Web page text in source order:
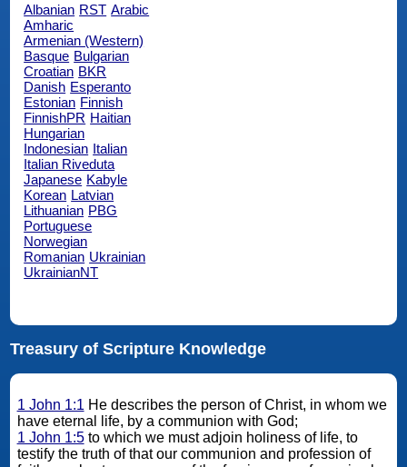
Albanian RST Arabic
Amharic
Armenian (Western)
Basque Bulgarian
Croatian BKR
Danish Esperanto
Estonian Finnish
FinnishPR Haitian
Hungarian
Indonesian Italian
Italian Riveduta
Japanese Kabyle
Korean Latvian
Lithuanian PBG
Portuguese
Norwegian
Romanian Ukrainian
UkrainianNT
Treasury of Scripture Knowledge
1 John 1:1 He describes the person of Christ, in whom we
have eternal life, by a communion with God;
1 John 1:5to which we must adjoin holiness of life, to
testify the truth of that our communion and profession of